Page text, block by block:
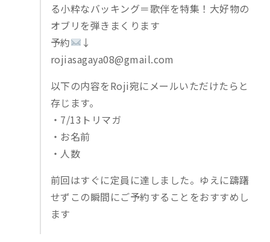
る小粋なバッキング＝歌伴を特集！大好物の
オブリを弾きまくります
予約
↓
rojiasagaya08@gmail.com
以下の内容をRoji宛にメールいただけたらと
存じます。
・7/13トリマガ
・お名前
・人数
前回はすぐに定員に達しました。ゆえに躊躇
せずこの瞬間にご予約することをおすすめし
ます